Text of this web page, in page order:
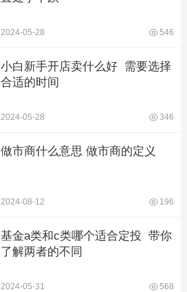
2024-05-28 546
小白新手开店卖什么好  需要选择
合适的时间
2024-05-28 346
做市商什么意思 做市商的定义
2024-08-12 196
基金a类和c类哪个适合定投  带你
了解两者的不同
2024-05-31 568